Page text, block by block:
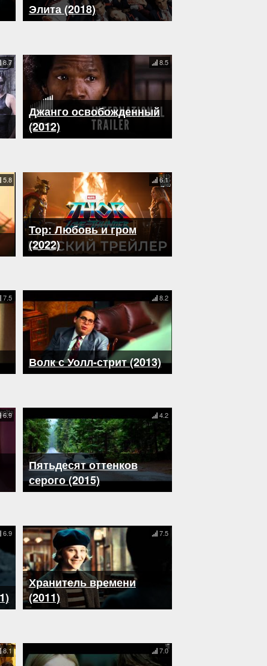
Элита (2018)
8.7
Джанго освобожденный
(2012)
8.5
5.8
Тор: Любовь и гром
(2022)
6.1
7.5
Волк с Уолл-стрит (2013)
8.2
6.9
Пятьдесят оттенков
серого (2015)
4.2
6.9
Хранитель времени
(2011)
7.5
8.1 7.0